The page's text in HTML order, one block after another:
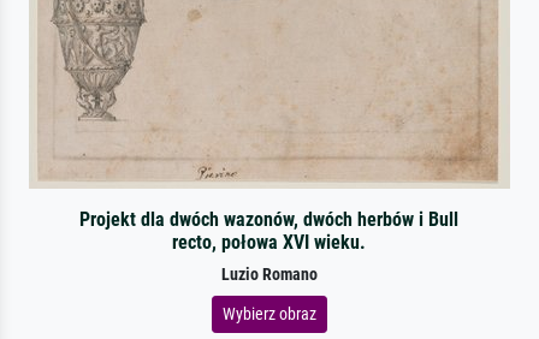
Projekt dla dwóch wazonów, dwóch herbów i Bull
recto, połowa XVI wieku.
Luzio Romano
Wybierz obraz